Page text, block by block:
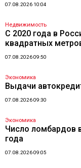
07.08.2026 10:04
Недвижимость
С 2020 года в
квадратных
07.08.2026 09:50
Экономика
Выдачи
07.08.2026 09:30
Экономика
Число ломбардов
года
07.08.2026 09:05